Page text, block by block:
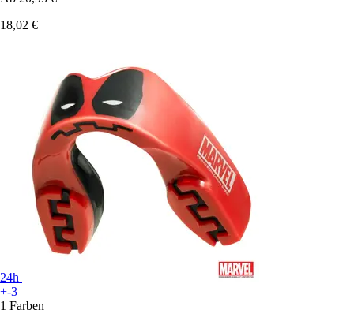
18,02 €
24h
+-3
1 Farben